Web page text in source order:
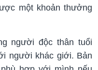
một khoản thưởng
người độc thân tuổi
người khác giới. Bản